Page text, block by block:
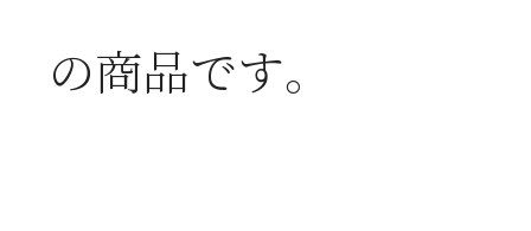
の商品です。